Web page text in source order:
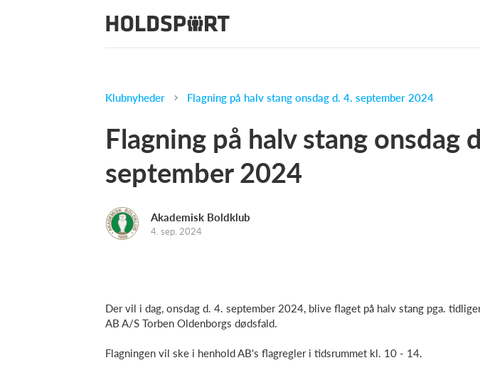
Klubnyheder Flagning på halv stang onsdag d. 4. september 2024
Flagning på halv stang onsdag
september 2024
Akademisk Boldklub
4. sep. 2024
Der vil i dag, onsdag d. 4. september 2024, blive flaget på halv stang pga.
AB A/S Torben Oldenborgs dødsfald.
Flagningen vil ske i henhold AB's flagregler i tidsrummet kl. 10 - 14.